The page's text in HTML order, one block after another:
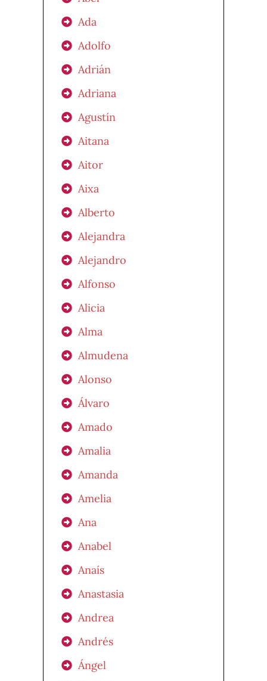
Ada
Adolfo
Adrián
Adriana
Agustín
Aitana
Aitor
Aixa
Alberto
Alejandra
Alejandro
Alfonso
Alicia
Alma
Almudena
Alonso
Álvaro
Amado
Amalia
Amanda
Amelia
Ana
Anabel
Anaís
Anastasia
Andrea
Andrés
Ángel